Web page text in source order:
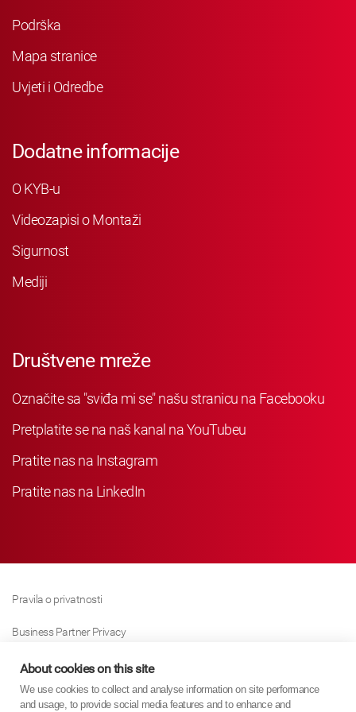
Podrška
Mapa stranice
Uvjeti i Odredbe
Dodatne informacije
O KYB-u
Videozapisi o Montaži
Sigurnost
Mediji
Društvene mreže
Označite sa "sviđa mi se" našu stranicu na Facebooku
Pretplatite se na naš kanal na YouTubeu
Pratite nas na Instagram
Pratite nas na LinkedIn
Pravila o privatnosti
Business Partner Privacy
Pravila O Kolačićima
Modern Slavery Act Policy
About cookies on this site
We use cookies to collect and analyse information on site performance
and usage, to provide social media features and to enhance and